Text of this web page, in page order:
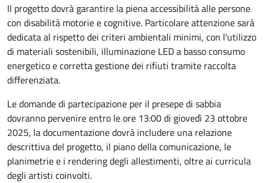
Il progetto dovrà garantire la piena accessibilità alle persone
con disabilità motorie e cognitive. Particolare attenzione sarà
dedicata al rispetto dei criteri ambientali minimi, con l'utilizzo
di materiali sostenibili, illuminazione LED a basso consumo
energetico e corretta gestione dei rifiuti tramite raccolta
differenziata.
Le domande di partecipazione per il presepe di sabbia
dovranno pervenire entro le ore 13:00 di giovedì 23 ottobre
2025, la documentazione dovrà includere una relazione
descrittiva del progetto, il piano della comunicazione, le
planimetrie e i rendering degli allestimenti, oltre ai curricula
degli artisti coinvolti.